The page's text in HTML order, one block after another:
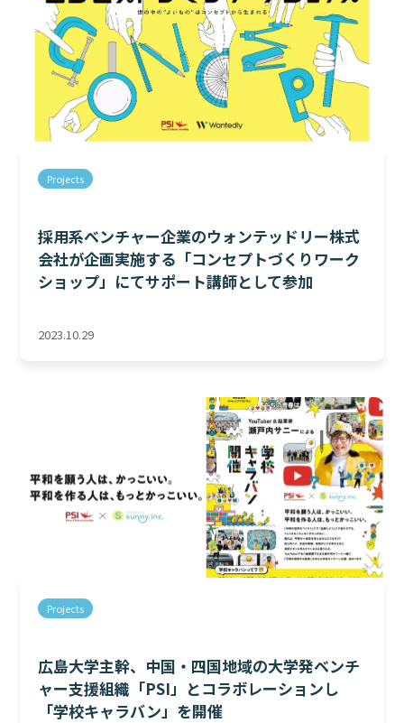
Projects
採用系ベンチャー企業のウォンテッドリー株式
会社が企画実施する「コンセプトづくりワーク
ショップ」にてサポート講師として参加
2023.10.29
Projects
広島大学主幹、中国・四国地域の大学発ベンチ
ャー支援組織「PSI」とコラボレーションし
「学校キャラバン」を開催